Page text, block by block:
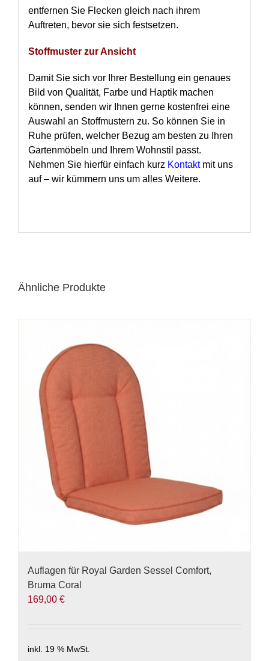
entfernen Sie Flecken gleich nach ihrem
Auftreten, bevor sie sich festsetzen.
Stoffmuster zur Ansicht
Damit Sie sich vor Ihrer Bestellung ein genaues
Bild von Qualität, Farbe und Haptik machen
können, senden wir Ihnen gerne kostenfrei eine
Auswahl an Stoffmustern zu. So können Sie in
Ruhe prüfen, welcher Bezug am besten zu Ihren
Gartenmöbeln und Ihrem Wohnstil passt.
Nehmen Sie hierfür einfach kurz Kontakt mit uns
auf – wir kümmern uns um alles Weitere.
Ähnliche Produkte
Auflagen für Royal Garden Sessel Comfort,
Bruma Coral
169,00 €
inkl. 19 % MwSt.